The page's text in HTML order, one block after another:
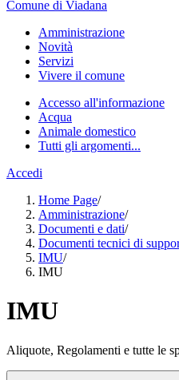
Comune di Viadana
Amministrazione
Novità
Servizi
Vivere il comune
Accesso all'informazione
Acqua
Animale domestico
Tutti gli argomenti...
Accedi
Home Page/
Amministrazione/
Documenti e dati/
Documenti tecnici di
IMU/
IMU
IMU
Aliquote, Regolamenti e tutte le